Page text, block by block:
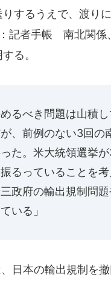
するうえで、渡り
記者手帳 南北関係
る。
めるべき問題は山積
、前例のない3回の
た。米大統領選挙
るっていることを
政府の輸出規制問
いる」
日本の輸出規制を